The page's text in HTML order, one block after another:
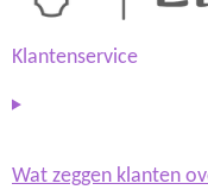
r
m
Klantenservice
Wat zeggen klanten